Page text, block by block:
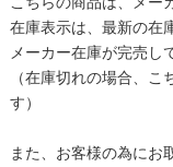
在庫表示は、最新の在
メーカー在庫が完売し
（在庫切れの場合、
す）
また、お客様の為にお